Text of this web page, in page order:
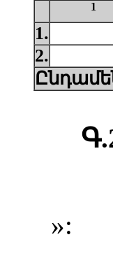
1
1.
2.
»: